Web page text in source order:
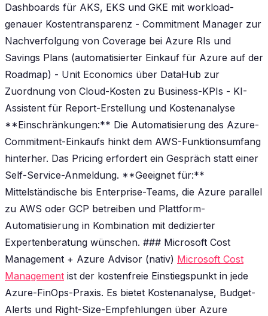
Dashboards für AKS, EKS und GKE mit workload-
genauer Kostentransparenz - Commitment Manager zur
Nachverfolgung von Coverage bei Azure RIs und
Savings Plans (automatisierter Einkauf für Azure auf der
Roadmap) - Unit Economics über DataHub zur
Zuordnung von Cloud-Kosten zu Business-KPIs - KI-
Assistent für Report-Erstellung und Kostenanalyse
**Einschränkungen:** Die Automatisierung des Azure-
Commitment-Einkaufs hinkt dem AWS-Funktionsumfang
hinterher. Das Pricing erfordert ein Gespräch statt einer
Self-Service-Anmeldung. **Geeignet für:**
Mittelständische bis Enterprise-Teams, die Azure parallel
zu AWS oder GCP betreiben und Plattform-
Automatisierung in Kombination mit dedizierter
Expertenberatung wünschen. ### Microsoft Cost
Management + Azure Advisor (nativ) Microsoft Cost
Management ist der kostenfreie Einstiegspunkt in jede
Azure-FinOps-Praxis. Es bietet Kostenanalyse, Budget-
Alerts und Right-Size-Empfehlungen über Azure